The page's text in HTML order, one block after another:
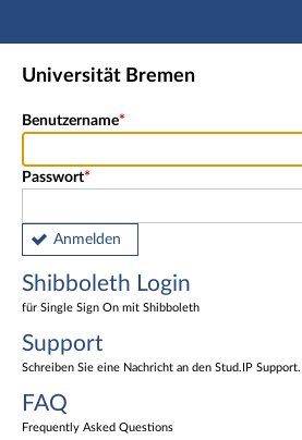
Hauptnavigation
Shibboleth Login
Universität Bremen
Benutzername
Passwort
Anmelden
Shibboleth Login
für Single Sign On mit Shibboleth
Support
Schreiben Sie eine Nachricht an den Stud.IP Support.
FAQ
Frequently Asked Questions